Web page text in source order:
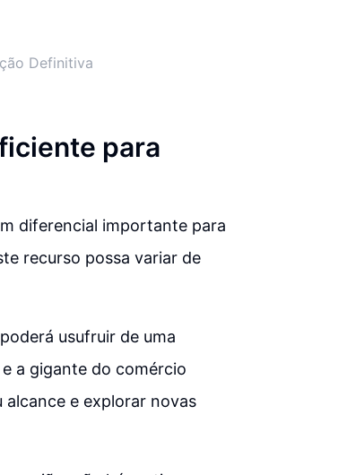
Definitiva
para
diferencial importante para
recurso possa variar de
usufruir de uma
a gigante do comércio
e explorar novas